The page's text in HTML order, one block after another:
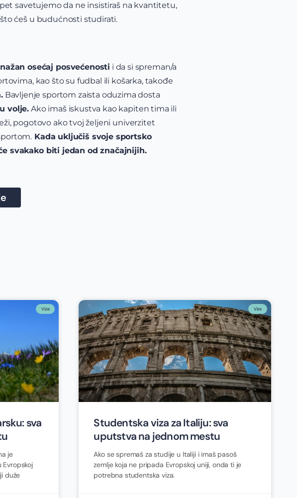
savetujemo da ne insistiraš na kvantitetu,
ćeš u budućnosti studirati.
osećaj posvećenosti i da si spreman/a
kao što su fudbal ili košarka, takođe
Bavljenje sportom zaista oduzima dosta
volje. Ako imaš iskustva kao kapiten tima ili
pogotovo ako tvoj željeni univerzitet
Kada uključiš svoje sportsko
svakako biti jedan od značajnijih.
Vize
sva
je
Evropskoj
duže
Vize
Studentska viza za Italiju: sva
uputstva na jednom mestu
Ako se spremaš za studije u Italiji i imaš pasoš
zemlje koja ne pripada Evropskoj uniji, onda ti je
potrebna studentska viza.